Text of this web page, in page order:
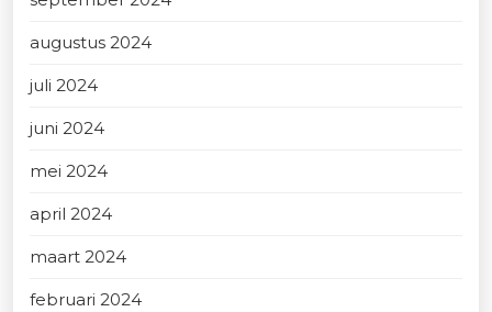
augustus 2024
juli 2024
juni 2024
mei 2024
april 2024
maart 2024
februari 2024